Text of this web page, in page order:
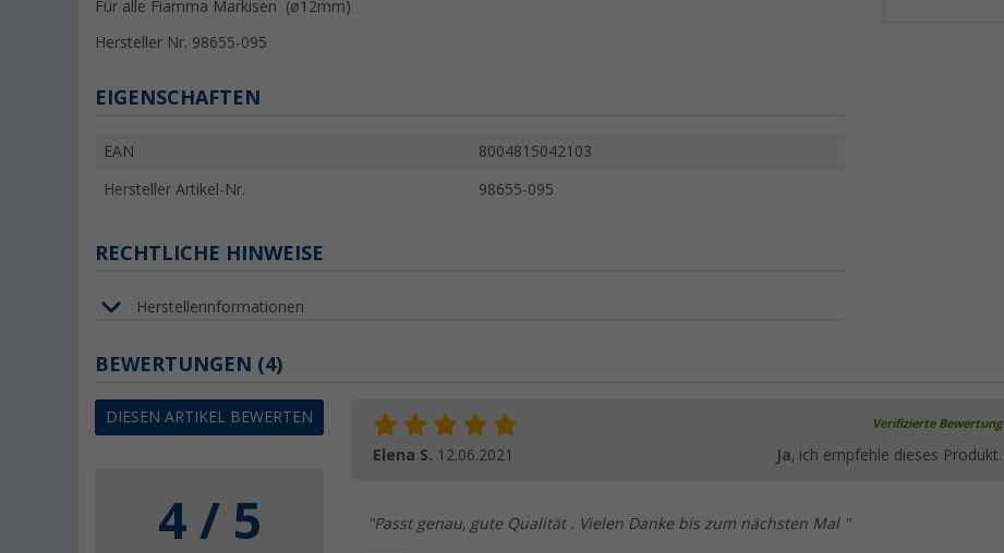
Für alle Fiamma Markisen (ø12mm)
Hersteller Nr. 98655-095
EIGENSCHAFTEN
EAN 8004815042103
Hersteller Artikel-Nr. 98655-095
RECHTLICHE HINWEISE
Herstellerinformationen
BEWERTUNGEN (4)
DIESEN ARTIKEL BEWERTEN
4 / 5
Verifizierte Bewertung
Elena S. 12.06.2021 Ja, ich empfehle dieses Produkt.
"Passt genau, gute Qualität . Vielen Danke bis zum nächsten Mal "